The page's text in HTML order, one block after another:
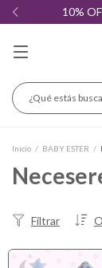
10%
Inicio / BABY ESTER /
Filtrar